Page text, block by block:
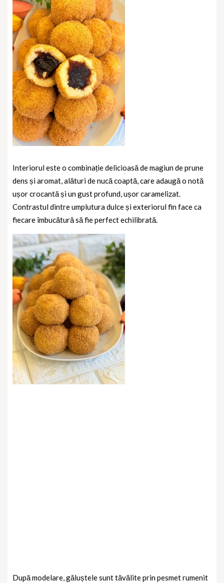
Interiorul este o combinație delicioasă de magiun de prune
dens și aromat, alături de nucă coaptă, care adaugă o notă
ușor crocantă și un gust profund, ușor caramelizat.
Contrastul dintre umplutura dulce și exteriorul fin face ca
fiecare îmbucătură să fie perfect echilibrată.
După modelare, găluștele sunt tăvălite prin pesmet rumenit